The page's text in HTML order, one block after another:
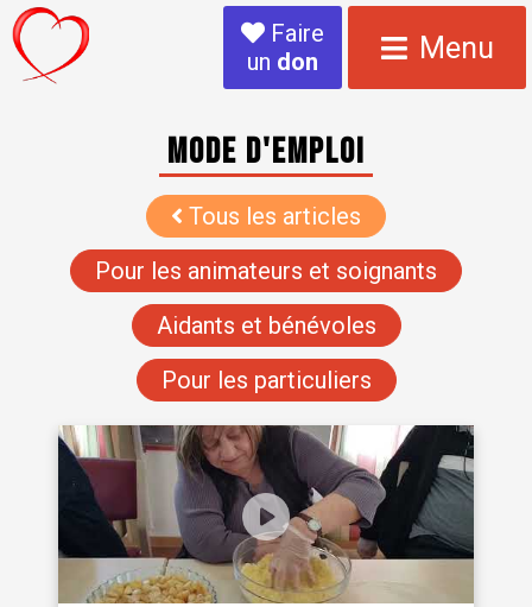
Faire
un don Menu
Mode d'emploi
Tous les articles
Pour les animateurs et soignants
Aidants et bénévoles
Pour les particuliers